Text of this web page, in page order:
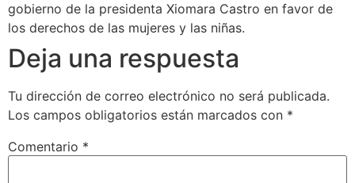
gobierno de la presidenta Xiomara Castro en favor de
los derechos de las mujeres y las niñas.
Deja una respuesta
Tu dirección de correo electrónico no será publicada.
Los campos obligatorios están marcados con *
Comentario *